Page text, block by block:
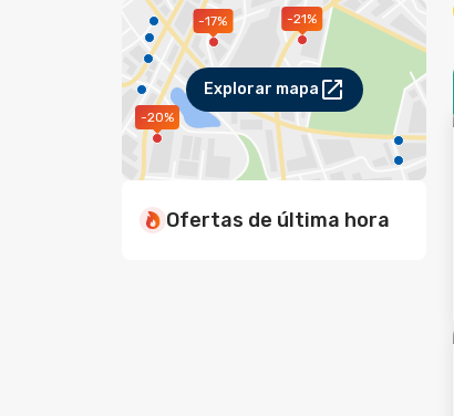
-21%
-20%
-17%
Explorar mapa
Ofertas de última hora